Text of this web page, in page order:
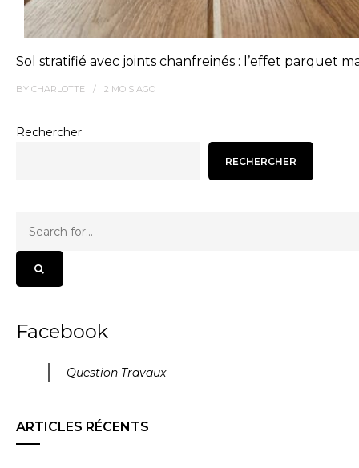
Sol stratifié avec joints chanfreinés : l’effet parquet
BY CHARLOTTE 2 MOIS AGO
Rechercher
RECHERCHER
Facebook
Question Travaux
ARTICLES RÉCENTS